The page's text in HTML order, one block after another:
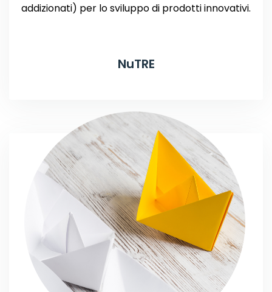
addizionati) per lo sviluppo di prodotti innovativi.
NuTRE